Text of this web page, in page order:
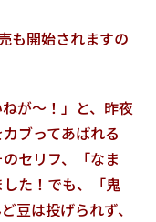
も開始されますの
が～！」と、昨夜
ブってあばれる
セリフ、「なま
た！でも、「鬼
豆は投げられず、